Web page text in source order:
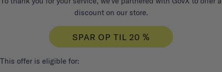
discount on our store.
SPAR OP TIL 20 %
This offer is eligible for: